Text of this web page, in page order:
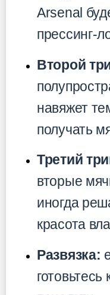
Arsenal
прессинг-
Второй
навяжет
получать
Третий
вторые
иногда
красота
Развязка: